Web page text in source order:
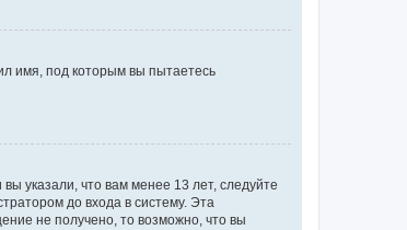
имя, под которым вы пытаетесь
указали, что вам менее 13 лет, следуйте
до входа в систему. Эта
не получено, то возможно, что вы